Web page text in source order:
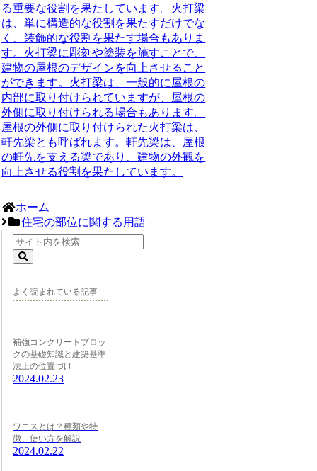
る重要な役割を果たしています。火打梁
は、単に構造的な役割を果たすだけでな
く、装飾的な役割を果たす場合もありま
す。火打梁に彫刻や塗装を施すことで、
建物の屋根のデザインを向上させること
ができます。火打梁は、一般的に屋根の
内部に取り付けられていますが、屋根の
外側に取り付けられる場合もあります。
屋根の外側に取り付けられた火打梁は、
軒先梁とも呼ばれます。軒先梁は、屋根
の軒先を支える梁であり、建物の外観を
向上させる役割を果たしています。
ホーム
住宅の部位に関する用語
よく読まれている記事
補強コンクリートブロッ
クの基礎知識と建築基準
法上の位置づけ
2024.02.23
ワニスとは？種類や特
徴、使い方を解説
2024.02.22